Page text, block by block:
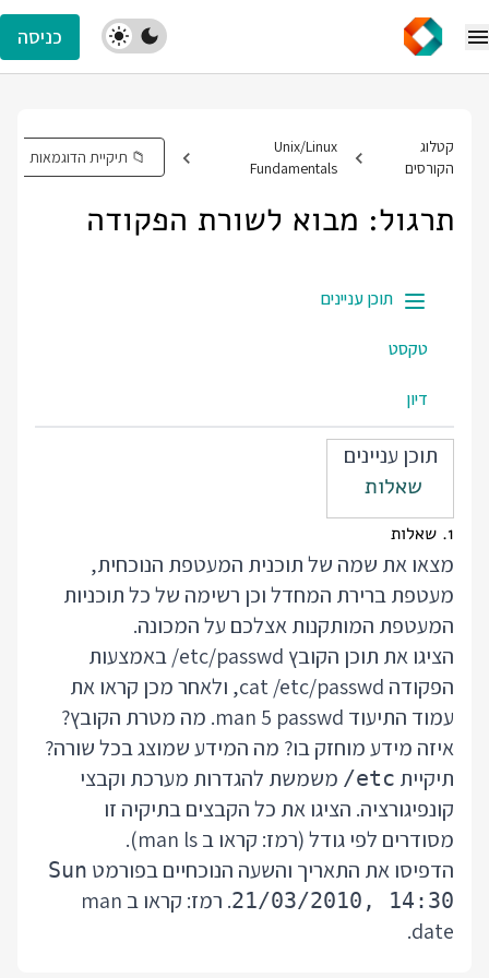
כניסה
קטלוג
הקורסים
Unix/Linux
Fundamentals
📁 תיקיית הדוגמאות
תרגול: מבוא לשורת הפקודה
תוכן עניינים
טקסט
דיון
תוכן עניינים
שאלות
1. שאלות
מצאו את שמה של תוכנית המעטפת הנוכחית,
מעטפת ברירת המחדל וכן רשימה של כל תוכניות
המעטפת המותקנות אצלכם על המכונה.
הציגו את תוכן הקובץ /etc/passwdבאמצעות
הפקודה cat /etc/passwd, ולאחר מכן קראו את
עמוד התיעוד man 5 passwd. מה מטרת הקובץ?
איזה מידע מוחזק בו? מה המידע שמוצג בכל שורה?
תיקיית /etc משמשת להגדרות מערכת וקבצי
קונפיגורציה. הציגו את כל הקבצים בתיקיה זו
מסודרים לפי גודל (רמז: קראו ב man ls).
הדפיסו את התאריך והשעה הנוכחיים בפורמט Sun
21/03/2010, 14:30
. רמז: קראו ב man
date.